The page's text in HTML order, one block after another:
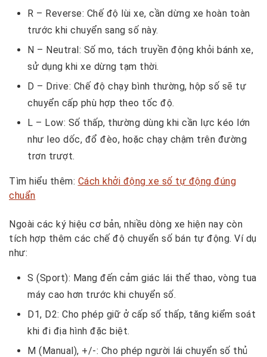
R – Reverse: Chế độ lùi xe, cần dừng xe hoàn toàn
trước khi chuyển sang số này.
N – Neutral: Số mo, tách truyền động khỏi bánh xe,
sử dụng khi xe dừng tạm thời.
D – Drive: Chế độ chạy bình thường, hộp số sẽ tự
chuyển cấp phù hợp theo tốc độ.
L – Low: Số thấp, thường dùng khi cần lực kéo lớn
như leo dốc, đổ đèo, hoặc chạy chậm trên đường
trơn trượt.
Tìm hiểu thêm: Cách khởi động xe số tự động đúng
chuẩn
Ngoài các ký hiệu cơ bản, nhiều dòng xe hiện nay còn
tích hợp thêm các chế độ chuyển số bán tự động. Ví dụ
như:
S (Sport): Mang đến cảm giác lái thể thao, vòng tua
máy cao hơn trước khi chuyển số.
D1, D2: Cho phép giữ ở cấp số thấp, tăng kiểm soát
khi đi địa hình đặc biệt.
M (Manual), +/-: Cho phép người lái chuyển số thủ